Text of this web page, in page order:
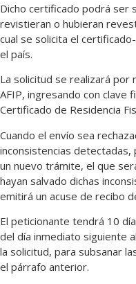
Dicho certificado podrá ser
revistieran o hubieran
cual se solicita el
el país.
La solicitud se realizará por
AFIP, ingresando con clave
Certificado de Residencia
Cuando el envío sea
inconsistencias detectadas,
un nuevo trámite, el que
hayan salvado dichas
emitirá un acuse de recibo
El peticionante tendrá 10
del día inmediato siguiente
la solicitud, para subsanar
el párrafo anterior.